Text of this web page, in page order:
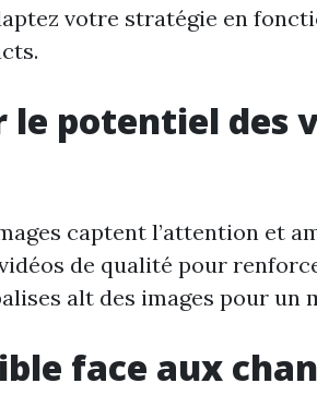
votre stratégie en
le potentiel des
captent l’attention et
de qualité pour
alt des images pour un
face aux